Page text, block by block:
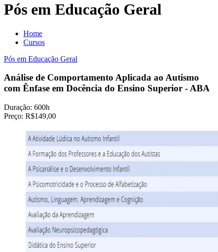
Pós em Educação Geral
Home
Cursos
Pós em Educação Geral
Análise de Comportamento Aplicada ao Autismo
com Ênfase em Docência do Ensino Superior - ABA
Duração: 600h
Preço: R$149,00